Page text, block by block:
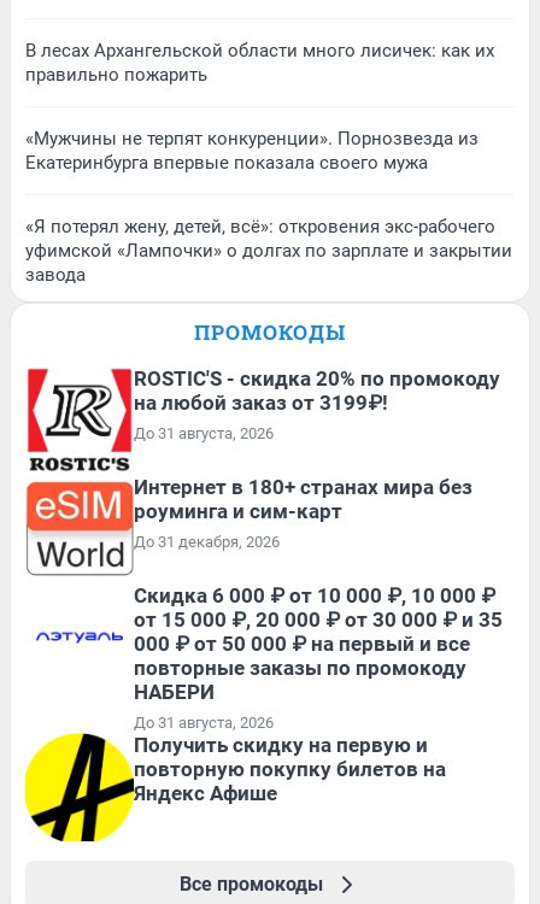
В лесах Архангельской области много лисичек: как их
правильно пожарить
«Мужчины не терпят конкуренции». Порнозвезда из
Екатеринбурга впервые показала своего мужа
«Я потерял жену, детей, всё»: откровения экс-рабочего
уфимской «Лампочки» о долгах по зарплате и закрытии
завода
ПРОМОКОДЫ
ROSTIC'S - скидка 20% по промокоду
на любой заказ от 3199₽!
До 31 августа, 2026
Интернет в 180+ странах мира без
роуминга и сим-карт
До 31 декабря, 2026
Скидка 6 000 ₽ от 10 000 ₽, 10 000 ₽
от 15 000 ₽, 20 000 ₽ от 30 000 ₽ и 35
000 ₽ от 50 000 ₽ на первый и все
повторные заказы по промокоду
НАБЕРИ
До 31 августа, 2026
Получить скидку на первую и
повторную покупку билетов на
Яндекс Афише
Все промокоды